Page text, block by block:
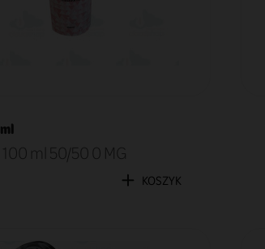
100 ml 50/50 0 MG
KOSZYK